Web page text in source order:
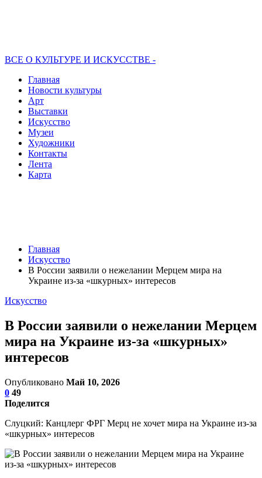
ВСЕ О КУЛЬТУРЕ И ИСКУССТВЕ -
Главная
Новости культуры
Арт
Выставки
Искусство
Музеи
Художники
Контакты
Лента
Карта
Главная
Искусство
В России заявили о нежелании Мерцем мира на
Украине из-за «шкурных» интересов
Искусство
В России заявили о нежелании Мерцем
мира на Украине из-за «шкурных»
интересов
Опубликовано Май 10, 2026
0 49
Поделится
Слуцкий: Канцлерг ФРГ Мерц не хочет мира на Украине из-за
«шкурных» интересов